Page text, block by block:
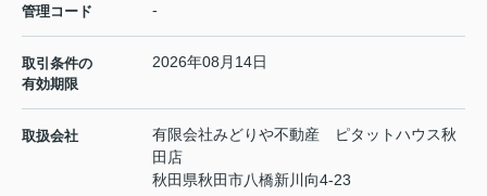
管理コード -
取引条件の
有効期限
2026年08月14日
取扱会社
有限会社みどりや不動産 ピタットハウス秋
田店
秋田県秋田市八橋新川向4-23